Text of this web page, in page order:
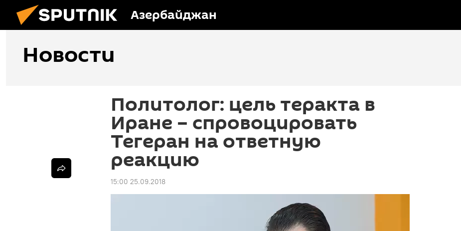
Азербайджан
Новости
Политолог: цель теракта в
Иране – спровоцировать
Тегеран на ответную
реакцию
15:00 25.09.2018